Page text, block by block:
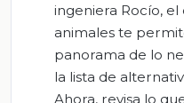
ingeniera Rocío,
animales te
panorama de lo
la lista de
Ahora, revisa lo